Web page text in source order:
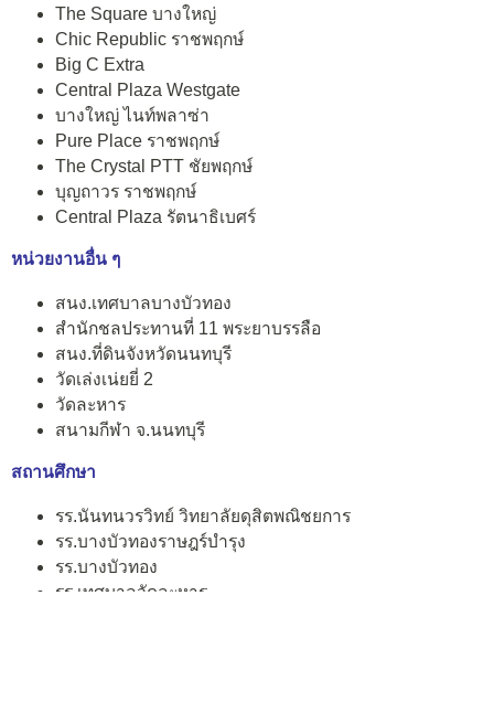
The Square บางใหญ่
Chic Republic ราชพฤกษ์
Big C Extra
Central Plaza Westgate
บางใหญ่ ไนท์พลาซ่า
Pure Place ราชพฤกษ์
The Crystal PTT ชัยพฤกษ์
บุญถาวร ราชพฤกษ์
Central Plaza รัตนาธิเบศร์
หน่วยงานอื่น ๆ
สนง.เทศบาลบางบัวทอง
สำนักชลประทานที่ 11 พระยาบรรลือ
สนง.ที่ดินจังหวัดนนทบุรี
วัดเล่งเน่ยยี่ 2
วัดละหาร
สนามกีฬา จ.นนทบุรี
สถานศึกษา
รร.นันทนวรวิทย์ วิทยาลัยดุสิตพณิชยการ
รร.บางบัวทองราษฎร์บำรุง
รร.บางบัวทอง
รร.เทศบาลวัดละหาร